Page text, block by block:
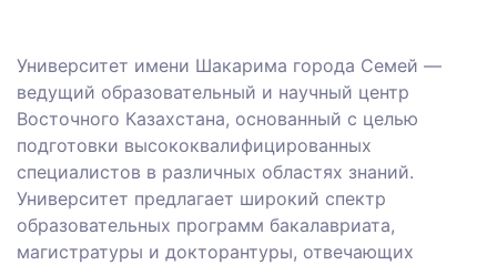
Университет имени Шакарима города Семей —
ведущий образовательный и научный центр
Восточного Казахстана, основанный с целью
подготовки высококвалифицированных
специалистов в различных областях знаний.
Университет предлагает широкий спектр
образовательных программ бакалавриата,
магистратуры и докторантуры, отвечающих